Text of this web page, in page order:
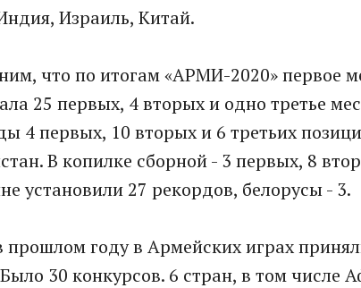
Израиль, Китай.
что по итогам «АРМИ-2020» первое
25 первых, 4 вторых и одно третье
4 первых, 10 вторых и 6 третьих
В копилке сборной - 3 первых, 8
установили 27 рекордов, белорусы - 3.
прошлом году в Армейских играх
30 конкурсов. 6 стран, в том числе